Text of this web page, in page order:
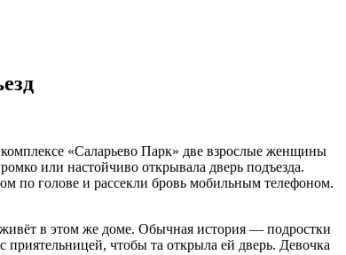
«Саларьево Парк» две взрослые женщины
или настойчиво открывала дверь подъезда.
по голове и рассекли бровь мобильным телефоном.
в этом же доме. Обычная история — подростки
приятельницей, чтобы та открыла ей дверь. Девочка